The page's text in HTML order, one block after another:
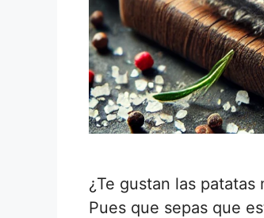
¿Te gustan las
Pues que sepas que